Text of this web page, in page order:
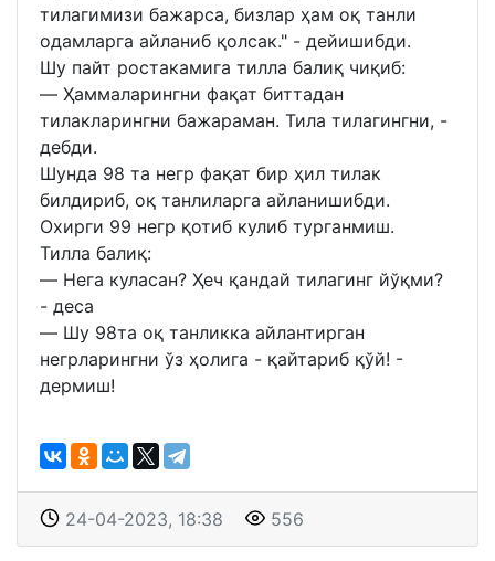
тилагимизи бажарса, бизлар ҳам оқ танли
одамларга айланиб қолсак." - дейишибди. ⠀
Шу пайт ростакамига тилла балиқ чиқиб:⠀
— Ҳаммаларингни фақат биттадан
тилакларингни бажараман. Тила тилагингни, -
дебди. ⠀
Шунда 98 та негр фақат бир ҳил тилак
билдириб, оқ танлиларга айланишибди. ⠀
Охирги 99 негр қотиб кулиб турганмиш. ⠀
Тилла балиқ:⠀
— Нега куласан? Ҳеч қандай тилагинг йўқми?
- деса⠀
— Шу 98та оқ танликка айлантирган
негрларингни ўз ҳолига - қайтариб қўй! -
дермиш!
24-04-2023, 18:38 556